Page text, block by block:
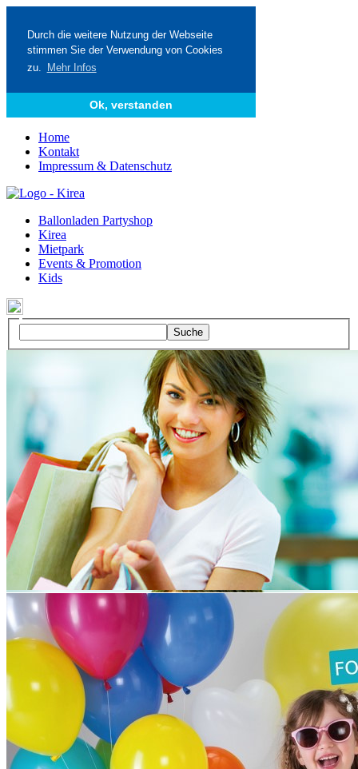
Durch die weitere Nutzung der Webseite
stimmen Sie der Verwendung von Cookies
zu.
Mehr Infos
Ok, verstanden
Home
Kontakt
Impressum & Datenschutz
Ballonladen Partyshop
Kirea
Mietpark
Events & Promotion
Kids